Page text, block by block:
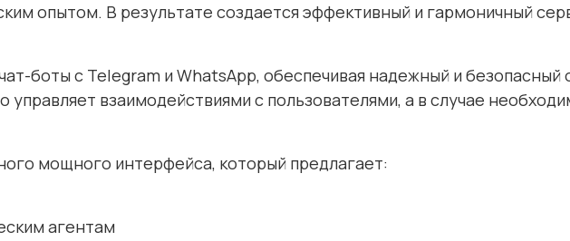
опытом. В результате создается эффективный и гармоничный
боты с Telegram и WhatsApp, обеспечивая надежный и
взаимодействиями с пользователями, а в случае
мощного интерфейса, который предлагает:
агентам